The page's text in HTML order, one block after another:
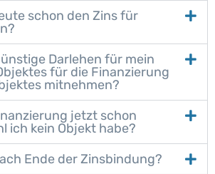
schon den Zins für
Darlehen für mein
für die Finanzierung
mitnehmen?
jetzt schon
ich kein Objekt habe?
Ende der Zinsbindung?